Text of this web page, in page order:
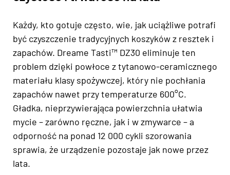
Każdy, kto gotuje często, wie, jak uciążliwe potrafi
być czyszczenie tradycyjnych koszyków z resztek i
zapachów. Dreame Tasti™ DZ30 eliminuje ten
problem dzięki powłoce z tytanowo-ceramicznego
materiału klasy spożywczej, który nie pochłania
zapachów nawet przy temperaturze 600°C.
Gładka, nieprzywierająca powierzchnia ułatwia
mycie – zarówno ręczne, jak i w zmywarce – a
odporność na ponad 12 000 cykli szorowania
sprawia, że urządzenie pozostaje jak nowe przez
lata.